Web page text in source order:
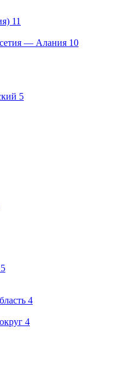
11
— Алания 10
5
5
4
4